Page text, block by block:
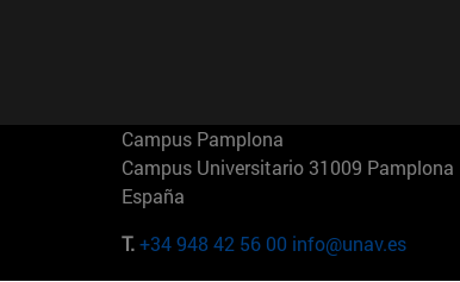
Campus Pamplona
Campus Universitario 31009 Pamplona
España
T.+34 948 42 56 00 info@unav.es